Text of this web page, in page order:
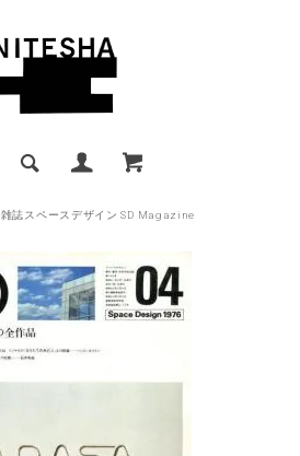
雑誌スペースデザイン SD Magazine